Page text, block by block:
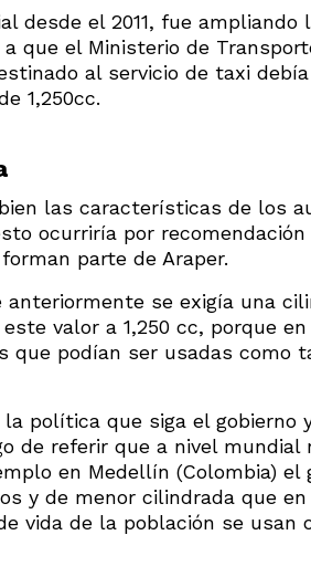
desde el 2011, fue
que el Ministerio de
al servicio de taxi
1,250cc.
las características de los
ocurriría por
parte de Araper.
se exigía una
valor a 1,250 cc, porque
que podían ser usadas como
la política que siga el gobierno
de referir que a nivel
en Medellín (Colombia)
y de menor cilindrada que
vida de la población se usan